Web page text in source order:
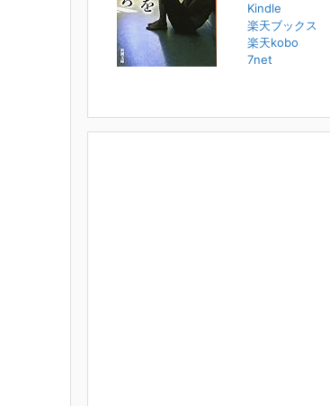
人と“直接”向き合うことの価値
2022年1月14日
Kindle
楽天ブックス
楽天kobo
7net